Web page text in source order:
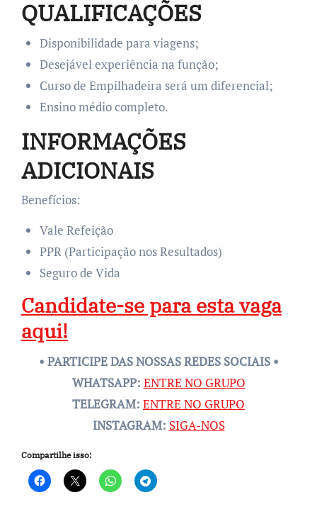
QUALIFICAÇÕES
Disponibilidade para viagens;
Desejável experiência na função;
Curso de Empilhadeira será um diferencial;
Ensino médio completo.
INFORMAÇÕES
ADICIONAIS
Benefícios:
Vale Refeição
PPR (Participação nos Resultados)
Seguro de Vida
Candidate-se para esta vaga
aqui!
• PARTICIPE DAS NOSSAS REDES SOCIAIS •
WHATSAPP: ENTRE NO GRUPO
TELEGRAM: ENTRE NO GRUPO
INSTAGRAM: SIGA-NOS
Compartilhe isso: